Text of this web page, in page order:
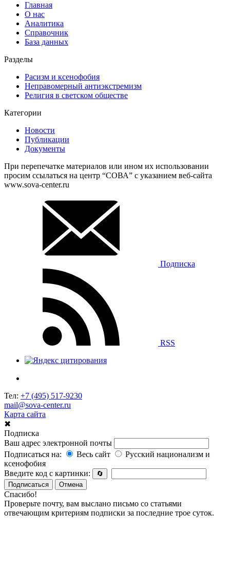
Главная
О нас
Аналитика
Справочник
База данных
Разделы
Расизм и ксенофобия
Неправомерный антиэкстремизм
Религия в светском обществе
Категории
Новости
Публикации
Документы
При перепечатке материалов или ином их использовании
просим ссылаться на центр “СОВА” с указанием веб-сайта
www.sova-center.ru
Подписка
RSS
Тел: +7 (495) 517-9230
mail@sova-center.ru
Карта сайта
✖
Подписка
Ваш адрес электронной почты
Подписаться на:
Весь сайт
Русский национализм и
ксенофобия
Введите код с картинки:
🔄
Подписаться
Отмена
Спасибо!
Проверьте почту, вам выслано письмо со статьями
отвечающим критериям подписки за последние трое суток.